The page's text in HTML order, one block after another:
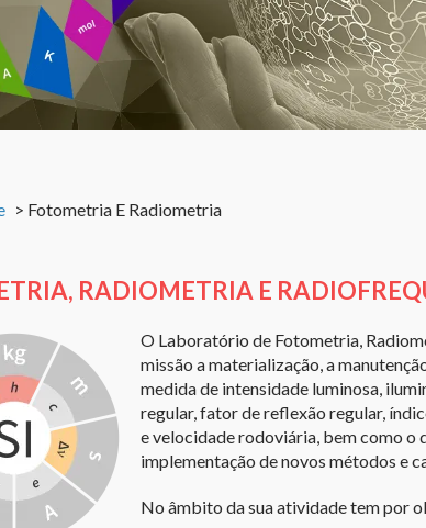
> Fotometria E Radiometria
RADIOMETRIA E
O Laboratório de Fotometria,
missão a materialização, a
medida de intensidade luminosa,
regular, fator de reflexão regular,
e velocidade rodoviária, bem como o
implementação de novos métodos e
No âmbito da sua atividade tem por